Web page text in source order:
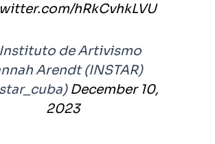
hRkCvhkLVU
de Artivismo
Arendt (INSTAR)
December 10,
2023